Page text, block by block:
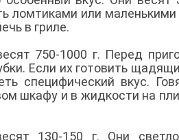
ломтиками или маленькими
в гриле.
750-1000 г. Перед
Если их готовить
специфический вкус.
шкафу и в жидкости на
130-150 г. Они